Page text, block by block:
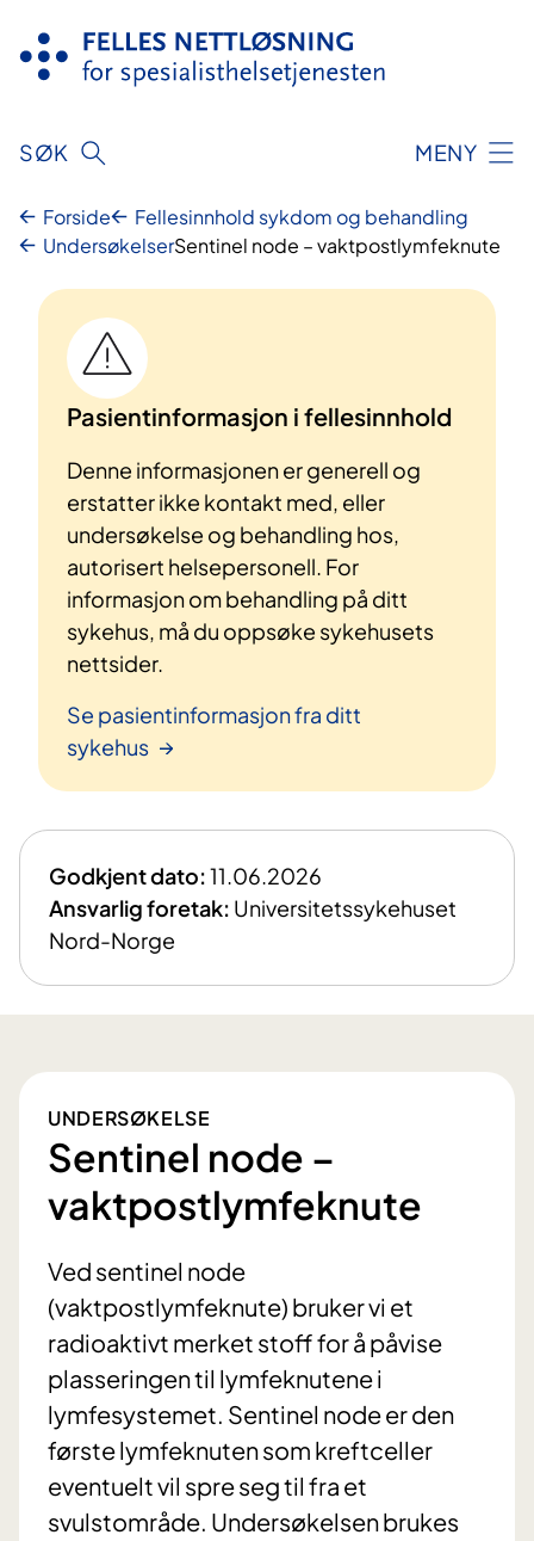
innhold
SØK MENY
Forside
Fellesinnhold sykdom og behandling
UndersøkelserSentinel node – vaktpostlymfeknute
Pasientinformasjon i fellesinnhold
Denne informasjonen er generell og
erstatter ikke kontakt med, eller
undersøkelse og behandling hos,
autorisert helsepersonell. For
informasjon om behandling på ditt
sykehus, må du oppsøke sykehusets
nettsider.
Se pasientinformasjon fra ditt
sykehus
Godkjent dato:11.06.2026
Ansvarlig foretak: Universitetssykehuset
Nord-Norge
UNDERSØKELSE
Sentinel node –
vaktpostlymfeknute
Ved sentinel node
(vaktpostlymfeknute) bruker vi et
radioaktivt merket stoff for å påvise
plasseringen til lymfeknutene i
lymfesystemet. Sentinel node er den
første lymfeknuten som kreftceller
eventuelt vil spre seg til fra et
svulstområde. Undersøkelsen brukes